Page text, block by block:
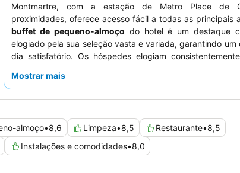
Montmartre, com a estação de Metro Place de
proximidades, oferece acesso fácil a todas as principais
buffet de pequeno-almoço do hotel é um destaque
elogiado pela sua seleção vasta e variada, garantindo um
dia satisfatório. Os hóspedes elogiam
irem muitas vezes além do esperado. Para
Torre Eiffel.
Mostrar mais
almoço•8,6 Limpeza•8,5 Restaurante•8,5
Instalações e comodidades•8,0